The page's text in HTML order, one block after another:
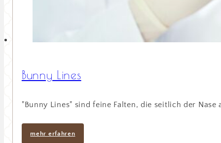
Bunny Lines
"Bunny Lines" sind feine Falten, die seitlich der
mehr erfahren